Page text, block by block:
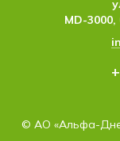
MD-
© АО «Альфа-